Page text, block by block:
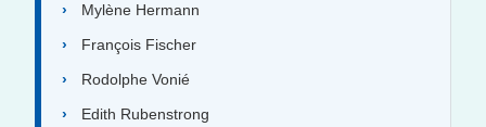
Mylène Hermann
François Fischer
Rodolphe Vonié
Edith Rubenstrong